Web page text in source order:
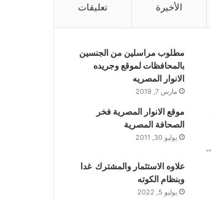
الأخيرة تعليقات
مطلوب مراسلين من الجنسين
بالمحافظات لموقع وجريده
الانوار المصريه
مارس 7, 2019
موقع الانوار المصرية فخر
الصحافة المصرية
يوليو 30, 2011
علاوه الاستثمار والمشترك غدا
وبنظام الكوته
يوليو 5, 2022